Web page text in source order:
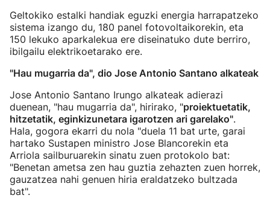
Geltokiko estalki handiak eguzki energia harrapatzeko
sistema izango du, 180 panel fotovoltaikorekin, eta
150 lekuko aparkalekua ere diseinatuko dute berriro,
ibilgailu elektrikoetarako ere.
"Hau mugarria da", dio Jose Antonio Santano alkateak
Jose Antonio Santano Irungo alkateak adierazi
duenean, "hau mugarria da", hirirako, "proiektuetatik,
hitzetatik, eginkizunetara igarotzen ari garelako".
Hala, gogora ekarri du nola "duela 11 bat urte, garai
hartako Sustapen ministro Jose Blancorekin eta
Arriola sailburuarekin sinatu zuen protokolo bat:
"Benetan ametsa zen hau guztia zehazten zuen horrek,
gauzatzea nahi genuen hiria eraldatzeko bultzada
bat".